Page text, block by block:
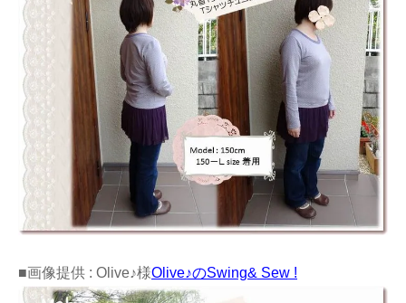
■画像提供 : Olive♪様Olive♪のSwing& Sew !